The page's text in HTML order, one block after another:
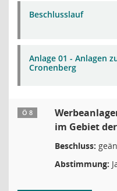
Beschlusslauf
Anlage 01 - Anlagen
Cronenberg
Ö 8
im Gebiet
Beschluss:
Abstimmung: